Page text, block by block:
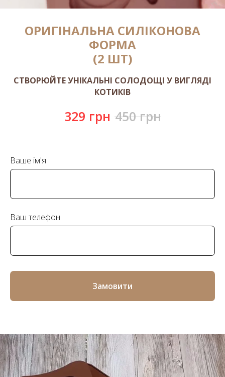
ОРИГІНАЛЬНА СИЛІКОНОВА
ФОРМА
(2 ШТ)
СТВОРЮЙТЕ УНІКАЛЬНІ СОЛОДОЩІ У ВИГЛЯДІ
КОТИКІВ
329 грн 450 грн
Ваше ім'я
Ваш телефон
Замовити